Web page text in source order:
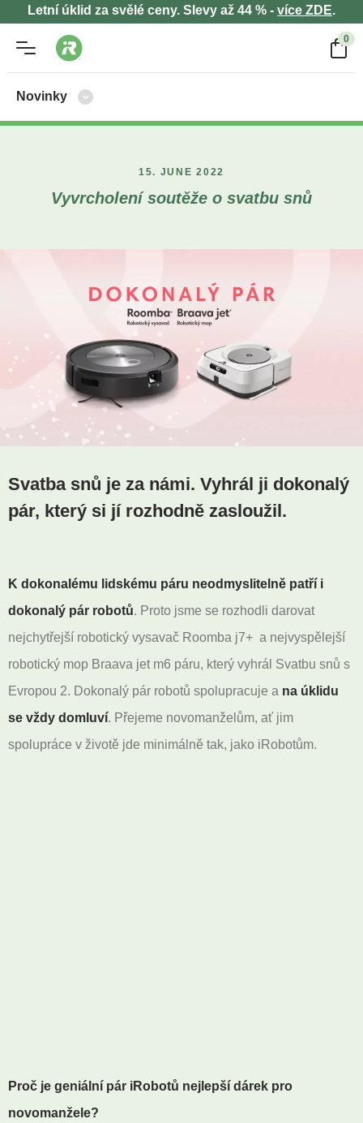
Letní úklid za svělé ceny. Slevy až 44 % - více ZDE.
0
Novinky
15. JUNE 2022
Vyvrcholení soutěže o svatbu snů
Svatba snů je za námi. Vyhrál ji dokonalý
pár, který si jí rozhodně zasloužil.
K dokonalému lidskému páru neodmyslitelně patří i
dokonalý pár robotů. Proto jsme se rozhodli darovat
nejchytřejší robotický vysavač Roomba j7+ a nejvyspělejší
robotický mop Braava jet m6 páru, který vyhrál Svatbu snů s
Evropou 2. Dokonalý pár robotů spolupracuje a na úklidu
se vždy domluví. Přejeme novomanželům, ať jim
spolupráce v životě jde minimálně tak, jako iRobotům.
Proč je geniální pár iRobotů nejlepší dárek pro
novomanžele?